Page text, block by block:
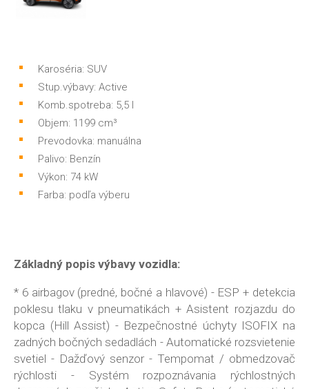
Karoséria: SUV
Stup.výbavy: Active
Komb.spotreba: 5,5 l
Objem: 1199 cm³
Prevodovka: manuálna
Palivo: Benzín
Výkon: 74 kW
Farba: podľa výberu
Základný popis výbavy vozidla:
* 6 airbagov (predné, bočné a hlavové) - ESP + detekcia
poklesu tlaku v pneumatikách + Asistent rozjazdu do
kopca (Hill Assist) - Bezpečnostné úchyty ISOFIX na
zadných bočných sedadlách - Automatické rozsvietenie
svetiel - Dažďový senzor - Tempomat / obmedzovač
rýchlosti - Systém rozpoznávania rýchlostných